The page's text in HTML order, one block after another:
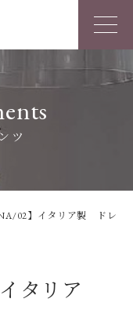
ツ
02】イタリア製 ドレ
タリア